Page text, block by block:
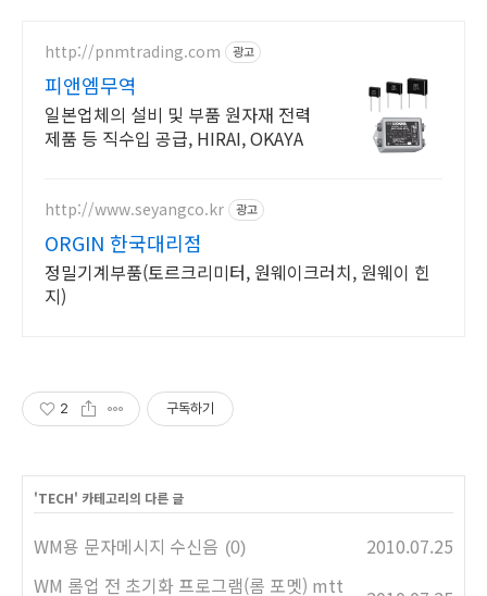
http://pnmtrading.com 광고
피앤엠무역
일본업체의 설비 및 부품 원자재 전력
제품 등 직수입 공급, HIRAI, OKAYA
http://www.seyangco.kr 광고
ORGIN 한국대리점
정밀기계부품(토르크리미터, 원웨이크러치, 원웨이 힌
지)
2 구독하기
'TECH' 카테고리의 다른 글
WM용 문자메시지 수신음 (0)
2010.07.25
WM 롬업 전 초기화 프로그램(롬 포멧) mtt